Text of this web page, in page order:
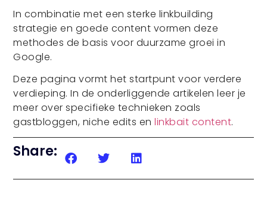
Share:
In combinatie met een sterke linkbuilding
strategie en goede content vormen deze
methodes de basis voor duurzame groei in
Google.
Deze pagina vormt het startpunt voor verdere
verdieping. In de onderliggende artikelen leer je
meer over specifieke technieken zoals
gastbloggen, niche edits enlinkbait content.